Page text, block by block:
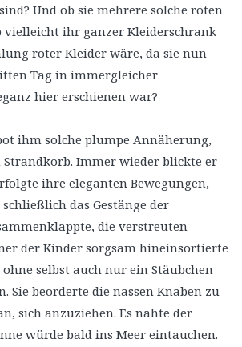
Und ob sie mehrere solche roten
vielleicht ihr ganzer Kleiderschrank
roter Kleider wäre, da sie nun
Tag in immergleicher
hier erschienen war?
ihm solche plumpe Annäherung,
Immer wieder blickte er
ihre eleganten Bewegungen,
das Gestänge der
die verstreuten
der Kinder sorgsam hineinsortierte
selbst auch nur ein Stäubchen
Sie beorderte die nassen Knaben zu
sich anzuziehen. Es nahte der
würde bald ins Meer eintauchen.